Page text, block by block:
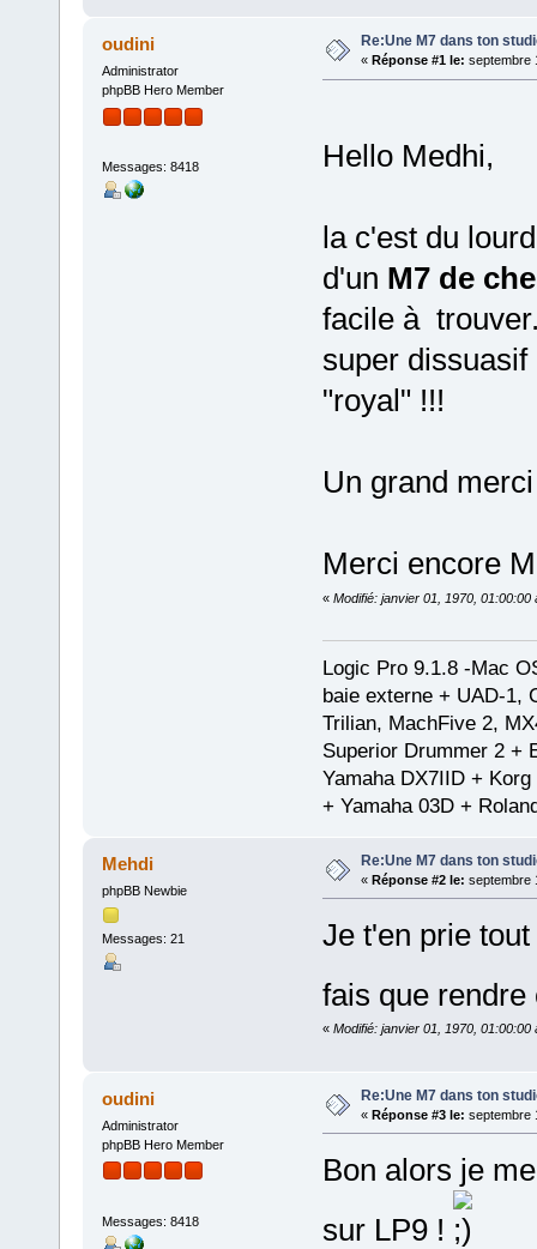
oudini
Administrator
phpBB Hero Member
Messages: 8418
Re:Une M7 dans ton
« Réponse #1 le: septembre
Hello Medhi,
la c'est du
d'un M7 de
facile à
super
"royal" !!!
Un grand
Merci encore
« Modifié: janvier 01, 1970, 01:00:00
Logic Pro 9.1.8 -Mac
baie externe + UAD-1,
Trilian, MachFive 2,
Superior Drummer 2 +
Yamaha DX7IID +
+ Yamaha 03D +
Mehdi
phpBB Newbie
Messages: 21
Re:Une M7 dans ton
« Réponse #2 le: septembre
Je t'en prie
fais que
« Modifié: janvier 01, 1970, 01:00:00
oudini
Administrator
phpBB Hero Member
Messages: 8418
Re:Une M7 dans ton
« Réponse #3 le: septembre
Bon alors je
sur LP9 !